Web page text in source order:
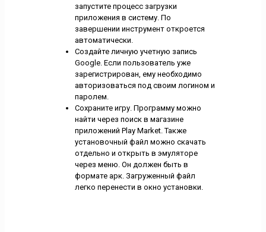
запустите процесс загрузки
приложения в систему. По
завершении инструмент откроется
автоматически.
Создайте личную учетную запись
Google. Если пользователь уже
зарегистрирован, ему необходимо
авторизоваться под своим логином и
паролем.
Сохраните игру. Программу можно
найти через поиск в магазине
приложений Play Market. Также
установочный файл можно скачать
отдельно и открыть в эмуляторе
через меню. Он должен быть в
формате арк. Загруженный файл
легко перенести в окно установки.